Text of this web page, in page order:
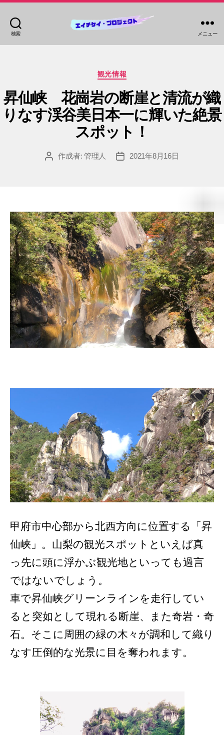
検索
ー
メニュー
カ
テ
ゴ
リ
ー
観光情報
昇仙峡 花崗岩の断崖と清流が織
りなす渓谷美日本一に輝いた絶景
スポット！
投
作成者: 管理人
投
2021年8月16日
甲府市中心部から北西方向に位置する「昇
仙峡」。山梨の観光スポットといえば真
っ先に頭に浮かぶ観光地といっても過言
ではないでしょう。
車で昇仙峡グリーンラインを走行してい
ると突如として現れる断崖、また奇岩・奇
石。そこに周囲の緑の木々が調和して織り
なす圧倒的な光景に目を奪われます。